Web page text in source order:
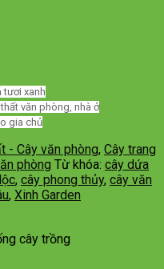
tươi xanh
văn phòng, nhà ở
gia chủ
- Cây văn phòng, Cây trang
phòng Từ khóa: cây dứa
, cây phong thủy, cây văn
, Xinh Garden
cây trồng